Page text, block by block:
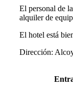
El personal de
alquiler de
El hotel está
Dirección: